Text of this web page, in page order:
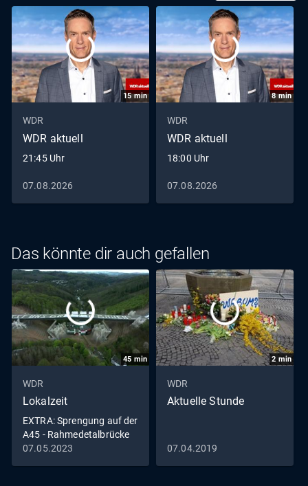
15min
WDR
WDR aktuell
21:45 Uhr
07.08.2026
8min
WDR
WDR aktuell
18:00 Uhr
07.08.2026
Das könnte dir auch gefallen
45 min
WDR
Lokalzeit
EXTRA: Sprengung auf der
A45 - Rahmedetalbrücke
in Lüdenscheid fällt
07.05.2023
2 min
WDR
Aktuelle Stunde
07.04.2019